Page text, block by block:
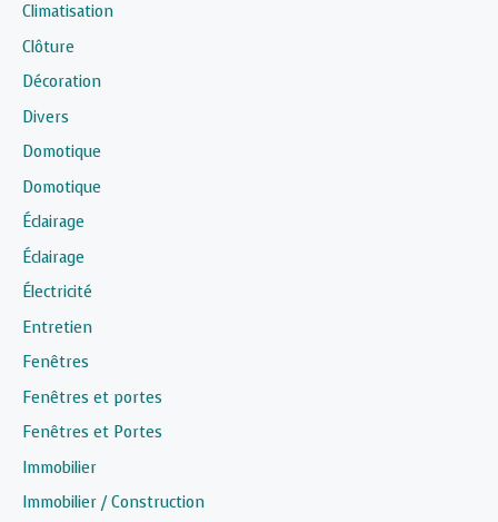
Climatisation
Clôture
Décoration
Divers
Domotique
Domotique
Éclairage
Éclairage
Électricité
Entretien
Fenêtres
Fenêtres et portes
Fenêtres et Portes
Immobilier
Immobilier / Construction